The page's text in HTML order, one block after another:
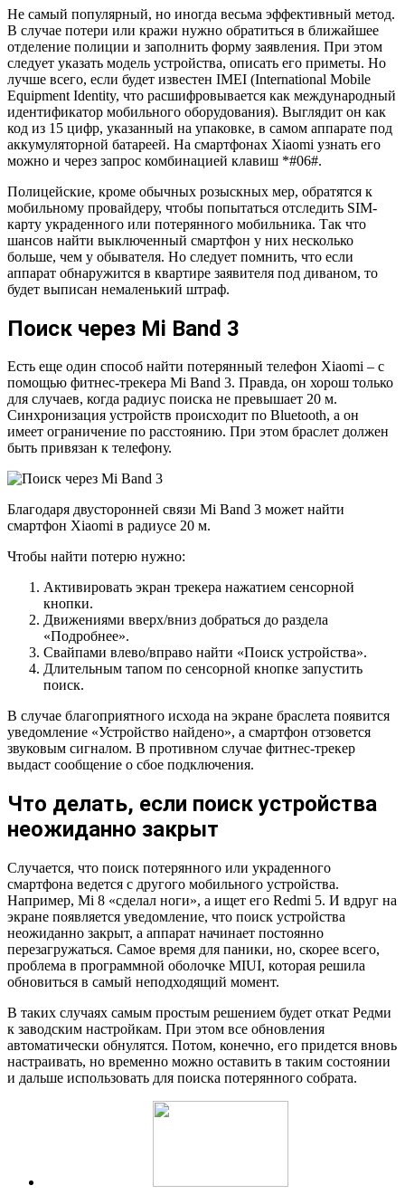
Не самый популярный, но иногда весьма эффективный метод.
В случае потери или кражи нужно обратиться в ближайшее
отделение полиции и заполнить форму заявления. При этом
следует указать модель устройства, описать его приметы. Но
лучше всего, если будет известен IMEI (International Mobile
Equipment Identity, что расшифровывается как международный
идентификатор мобильного оборудования). Выглядит он как
код из 15 цифр, указанный на упаковке, в самом аппарате под
аккумуляторной батареей. На смартфонах Xiaomi узнать его
можно и через запрос комбинацией клавиш *#06#.
Полицейские, кроме обычных розыскных мер, обратятся к
мобильному провайдеру, чтобы попытаться отследить SIM-
карту украденного или потерянного мобильника. Так что
шансов найти выключенный смартфон у них несколько
больше, чем у обывателя. Но следует помнить, что если
аппарат обнаружится в квартире заявителя под диваном, то
будет выписан немаленький штраф.
Поиск через Mi Band 3
Есть еще один способ найти потерянный телефон Xiaomi – с
помощью фитнес-трекера Mi Band 3. Правда, он хорош только
для случаев, когда радиус поиска не превышает 20 м.
Синхронизация устройств происходит по Bluetooth, а он
имеет ограничение по расстоянию. При этом браслет должен
быть привязан к телефону.
Благодаря двусторонней связи Mi Band 3 может найти
смартфон Xiaomi в радиусе 20 м.
Чтобы найти потерю нужно:
Активировать экран трекера нажатием сенсорной
кнопки.
Движениями вверх/вниз добраться до раздела
«Подробнее».
Свайпами влево/вправо найти «Поиск устройства».
Длительным тапом по сенсорной кнопке запустить
поиск.
В случае благоприятного исхода на экране браслета появится
уведомление «Устройство найдено», а смартфон отзовется
звуковым сигналом. В противном случае фитнес-трекер
выдаст сообщение о сбое подключения.
Что делать, если поиск устройства
неожиданно закрыт
Случается, что поиск потерянного или украденного
смартфона ведется с другого мобильного устройства.
Например, Mi 8 «сделал ноги», а ищет его Redmi 5. И вдруг на
экране появляется уведомление, что поиск устройства
неожиданно закрыт, а аппарат начинает постоянно
перезагружаться. Самое время для паники, но, скорее всего,
проблема в программной оболочке MIUI, которая решила
обновиться в самый неподходящий момент.
В таких случаях самым простым решением будет откат Редми
к заводским настройкам. При этом все обновления
автоматически обнулятся. Потом, конечно, его придется вновь
настраивать, но временно можно оставить в таким состоянии
и дальше использовать для поиска потерянного собрата.